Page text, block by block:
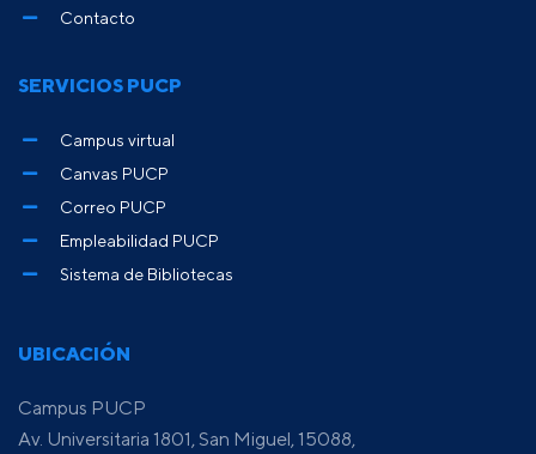
UBICACIÓN
Campus PUCP
Av. Universitaria 1801, San Miguel, 15088,
Contacto
SERVICIOS PUCP
Campus virtual
Canvas PUCP
Correo PUCP
Empleabilidad PUCP
Sistema de Bibliotecas